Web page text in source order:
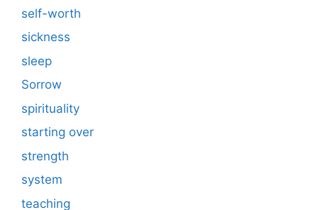
self-worth
sickness
sleep
Sorrow
spirituality
starting over
strength
system
teaching